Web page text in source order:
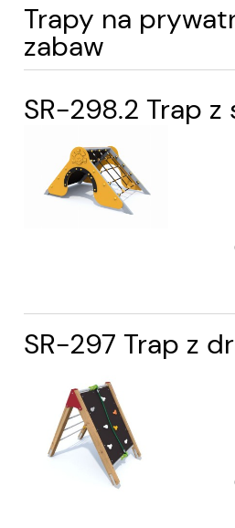
Trapy na prywatny plac
zabaw
SR-298.2 Trap
SR-297 Trap z